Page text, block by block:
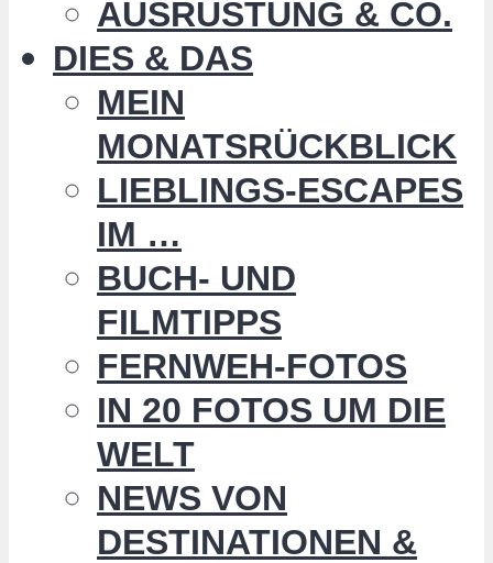
AUSRÜSTUNG & CO.
DIES & DAS
MEIN
MONATSRÜCKBLICK
LIEBLINGS-ESCAPES
IM …
BUCH- UND
FILMTIPPS
FERNWEH-FOTOS
IN 20 FOTOS UM DIE
WELT
NEWS VON
DESTINATIONEN &